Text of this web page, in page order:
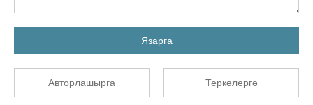
Язарга
Авторлашырга Теркәлергә